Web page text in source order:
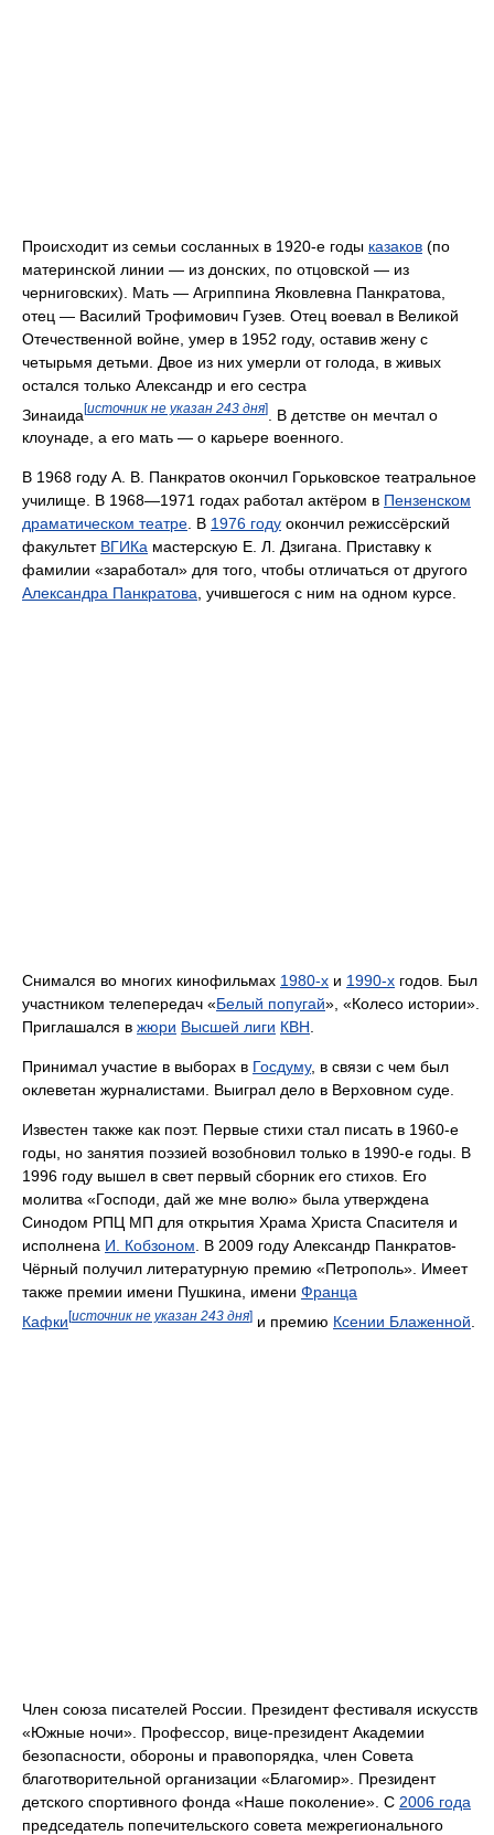
Происходит из семьи сосланных в 1920-е годы казаков (по
материнской линии — из донских, по отцовской — из
черниговских). Мать — Агриппина Яковлевна Панкратова,
отец — Василий Трофимович Гузев. Отец воевал в Великой
Отечественной войне, умер в 1952 году, оставив жену с
четырьмя детьми. Двое из них умерли от голода, в живых
остался только Александр и его сестра
Зинаида [источник не указан 243 дня]
. В детстве он мечтал о
клоунаде, а его мать — о карьере военного.
В 1968 году А. В. Панкратов окончил Горьковское театральное
училище. В 1968—1971 годах работал актёром в Пензенском
драматическом театре. В 1976 году окончил режиссёрский
факультет ВГИКа мастерскую Е. Л. Дзигана. Приставку к
фамилии «заработал» для того, чтобы отличаться от другого
Александра Панкратова, учившегося с ним на одном курсе.
Снимался во многих кинофильмах 1980-х и 1990-х годов. Был
участником телепередач «Белый попугай», «Колесо истории».
Приглашался в жюри Высшей лиги КВН.
Принимал участие в выборах в Госдуму, в связи с чем был
оклеветан журналистами. Выиграл дело в Верховном суде.
Известен также как поэт. Первые стихи стал писать в 1960-е
годы, но занятия поэзией возобновил только в 1990-е годы. В
1996 году вышел в свет первый сборник его стихов. Его
молитва «Господи, дай же мне волю» была утверждена
Синодом РПЦ МП для открытия Храма Христа Спасителя и
исполнена И. Кобзоном. В 2009 году Александр Панкратов-
Чёрный получил литературную премию «Петрополь». Имеет
также премии имени Пушкина, имени Франца
Кафки [источник не указан 243 дня] и премию Ксении Блаженной
Член союза писателей России. Президент фестиваля искусств
«Южные ночи». Профессор, вице-президент Академии
безопасности, обороны и правопорядка, член Совета
благотворительной организации «Благомир». Президент
детского спортивного фонда «Наше поколение». С 2006 года
председатель попечительского совета межрегионального